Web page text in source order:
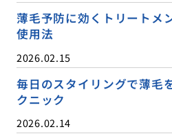
薄毛予防に効くトリートメ
使用法
2026.02.15
毎日のスタイリングで薄毛
クニック
2026.02.14